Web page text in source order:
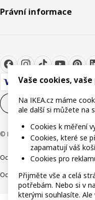
Právní informace
Nastavení souborů
© Inter IKEA Systems B.V. 1999-
Ochrana osobních údajů Cookies
Ochrana Oznamovatelů
Vaše cookies,
Na IKEA.cz máme
ale další si můžete na
Cookies k měření
Cookies, které se
zapamatují váš
Cookies pro
Přijměte vše a celá
potřebám. Nebo si v
kterými souhlasíte.